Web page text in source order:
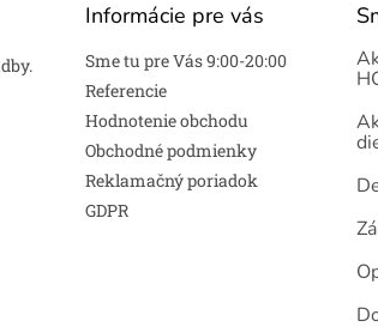
Informácie pre vás
Sme tu pre Vás 9:00-20:00
Referencie
Hodnotenie obchodu
Obchodné podmienky
Reklamačný poriadok
GDPR